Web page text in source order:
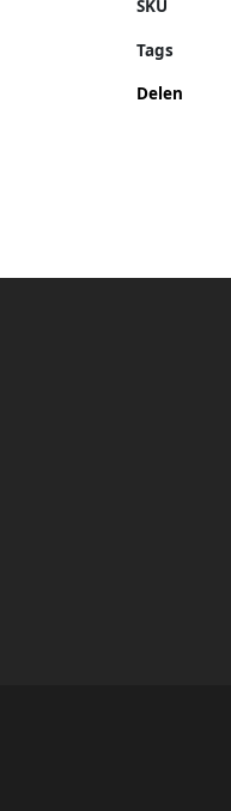
SKU
Tags
Delen